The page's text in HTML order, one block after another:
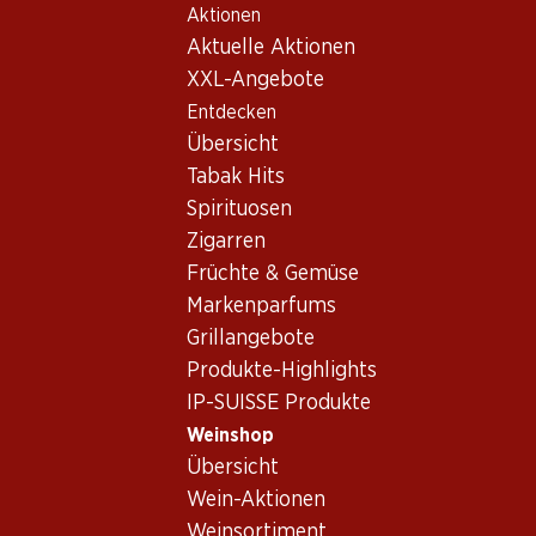
Aktionen
Aktuelle Aktionen
XXL-Angebote
Entdecken
Übersicht
Tabak Hits
Spirituosen
Zigarren
Früchte & Gemüse
Markenparfums
Grillangebote
Produkte-Highlights
IP-SUISSE Produkte
Weinshop
Übersicht
Wein-Aktionen
Weinwissen
Länder und Regionen
Chile
Chile – das längste
Weinbauland der